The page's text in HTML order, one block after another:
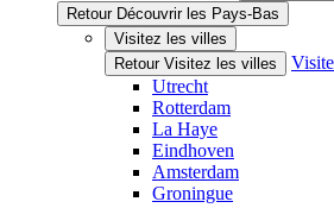
Retour Découvrir les Pays-Bas
Visitez les villes
Retour Visitez les villes
Utrecht
Rotterdam
La Haye
Eindhoven
Amsterdam
Groningue